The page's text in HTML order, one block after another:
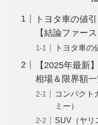
トヨタ車の値
【結論ファース
トヨタ車の
【2025年最新
相場＆限界額
コンパクト
ミー）
SUV（ヤリ